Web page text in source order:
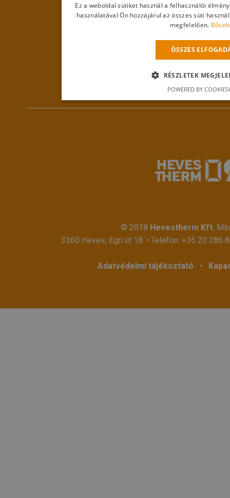
© 2018 Hevestherm Kft.
3360 Heves, Egri út 18. • Telefon: +36 20 286
Adatvédelmi tájékoztató •
Ez a weboldal sütiket használ a felhasználói
használatával Ön hozzájárul az összes süti
megfelelően.
ÖSSZES
RÉSZLETEK
POWERED BY